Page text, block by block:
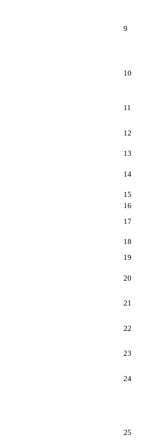
9
10
11
12
13
14
15
16
17
18
19
20
21
22
23
24
25